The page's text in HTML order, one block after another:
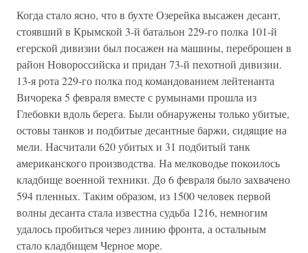
Когда стало ясно, что в бухте Озерейка высажен десант,
стоявший в Крымской 3-й батальон 229-го полка 101-й
егерской дивизии был посажен на машины, переброшен в
район Новороссийска и придан 73-й пехотной дивизии.
13-я рота 229-го полка под командованием лейтенанта
Вичорека 5 февраля вместе с румынами прошла из
Глебовки вдоль берега. Были обнаружены только убитые,
остовы танков и подбитые десантные баржи, сидящие на
мели. Насчитали 620 убитых и 31 подбитый танк
американского производства. На мелководье покоилось
кладбище военной техники. До 6 февраля было захвачено
594 пленных. Таким образом, из 1500 человек первой
волны десанта стала известна судьба 1216, немногим
удалось пробиться через линию фронта, а остальным
стало кладбищем Черное море.